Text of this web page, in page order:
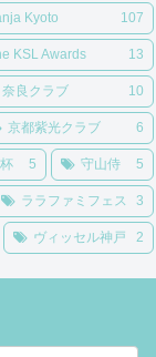
Kyoto 107
KSL Awards 13
奈良クラブ 10
京都紫光クラブ 6
5 守山侍 5
ララファミフェス 3
ヴィッセル神戸 2